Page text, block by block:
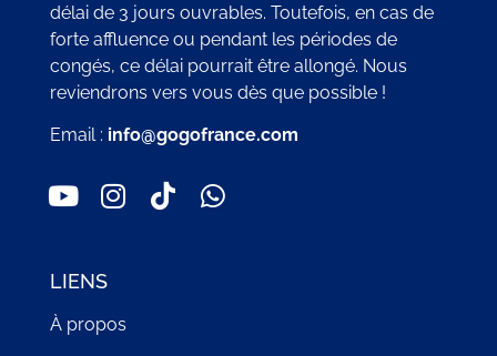
délai de 3 jours ouvrables. Toutefois, en cas de
forte affluence ou pendant les périodes de
congés, ce délai pourrait être allongé. Nous
reviendrons vers vous dès que possible !
Email : info@gogofrance.com
LIENS
À propos